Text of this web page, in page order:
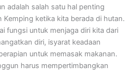
adalah salah satu hal penting
Kemping ketika kita berada di hutan.
fungsi untuk menjaga diri kita dari
diri, isyarat keadaan
untuk memasak makanan.
harus mempertimbangkan